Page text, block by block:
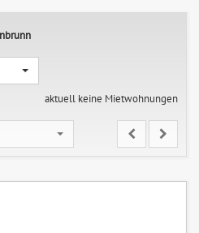
aktuell keine Mietwohnungen